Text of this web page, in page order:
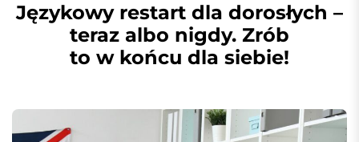
Językowy restart dla dorosłych –
teraz albo nigdy. Zrób
to w końcu dla siebie!